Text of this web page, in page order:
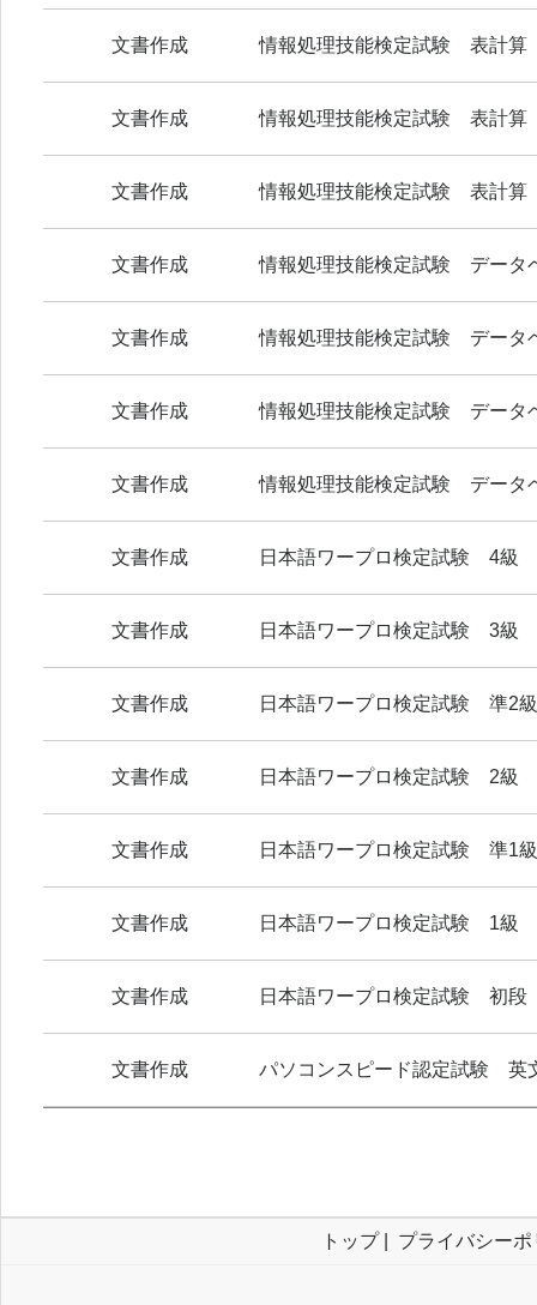
文書作成 情報処理技能検定試験 表計
文書作成 情報処理技能検定試験 表計
文書作成 情報処理技能検定試験 表計
文書作成 情報処理技能検定試験 デー
文書作成 情報処理技能検定試験 デー
文書作成 情報処理技能検定試験 デー
文書作成 情報処理技能検定試験 デー
文書作成 日本語ワープロ検定試験 4級
文書作成 日本語ワープロ検定試験 3級
文書作成 日本語ワープロ検定試験 準2級
文書作成 日本語ワープロ検定試験 2級
文書作成 日本語ワープロ検定試験 準1級
文書作成 日本語ワープロ検定試験 1級
文書作成 日本語ワープロ検定試験 初段
文書作成 パソコンスピード認定試験
トップ| プライバシーポ